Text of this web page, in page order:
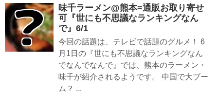
味千ラーメン@熊本=通販お取り寄せ
可『世にも不思議なランキングなん
で』6/1
今回の話題は、テレビで話題のグルメ！ 6
月1日の『世にも不思議なランキングなん
でなんでなんで』では、熊本のラーメン・
味千が紹介されるようです。 中国で大ブー
ム？ ...